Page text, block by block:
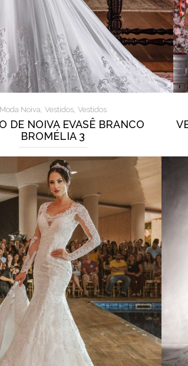
Moda Noiva, Vestidos, Vestidos
DE NOIVA EVASÊ BRANCO
BROMÉLIA 3